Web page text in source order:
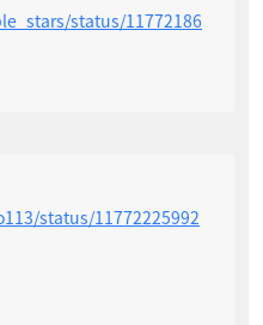
status/11772186
status/11772225992